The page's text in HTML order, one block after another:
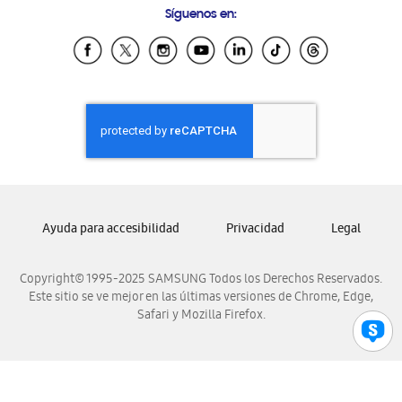
Samsung Ecuador
Samsung El Salvador
Samsung Honduras
Samsung Nicaragua
Samsung Panamá
Samsung Venezuela
Síguenos en:
Copyright© 1995-2025 SAMSUNG Todos los Derechos Reservados.
Este sitio se ve mejor en las últimas versiones de Chrome, Edge,
Safari y Mozilla Firefox.
Ayuda para accesibilidad Privacidad Legal